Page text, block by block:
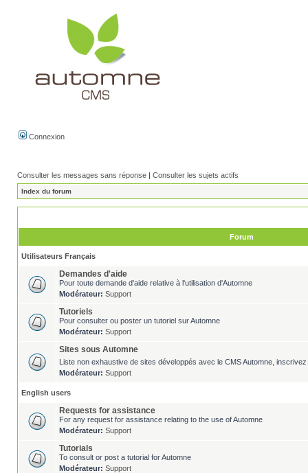
Connexion
Consulter les messages sans réponse | Consulter les sujets actifs
Index du forum
Forum
Utilisateurs Français
Demandes d'aide
Pour toute demande d'aide relative à l'utilisation d'Automne
Modérateur: Support
Tutoriels
Pour consulter ou poster un tutoriel sur Automne
Modérateur: Support
Sites sous Automne
Liste non exhaustive de sites développés avec le CMS Automne,
Modérateur: Support
English users
Requests for assistance
For any request for assistance relating to the use of Automne
Modérateur: Support
Tutorials
To consult or post a tutorial for Automne
Modérateur: Support